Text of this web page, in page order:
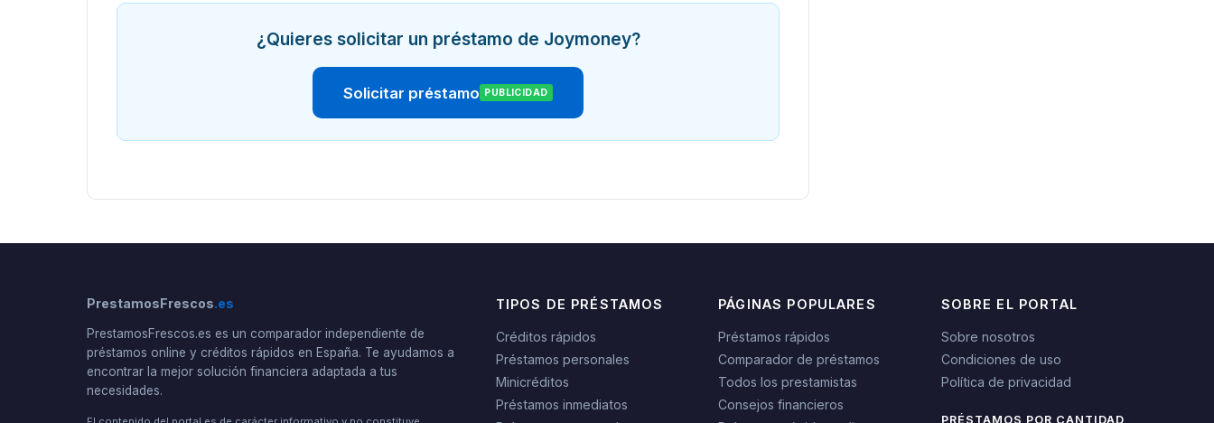
¿Quieres solicitar un préstamo de Joymoney?
Solicitar préstamo PUBLICIDAD
PrestamosFrescos.es
PrestamosFrescos.es es un comparador independiente de
préstamos online y créditos rápidos en España. Te ayudamos a
encontrar la mejor solución financiera adaptada a tus
necesidades.
TIPOS DE PRÉSTAMOS
Créditos rápidos
Préstamos personales
Minicréditos
Préstamos inmediatos
PÁGINAS POPULARES
Préstamos rápidos
Comparador de préstamos
Todos los prestamistas
Consejos financieros
SOBRE EL PORTAL
Sobre nosotros
Condiciones de uso
Política de privacidad
PRÉSTAMOS POR CANTIDAD